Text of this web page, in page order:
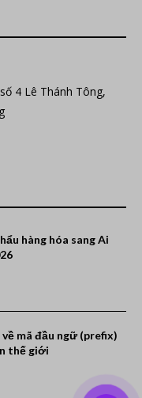
4 Lê Thánh Tông,
hàng hóa sang Ai
mã đầu ngữ (prefix)
thế giới